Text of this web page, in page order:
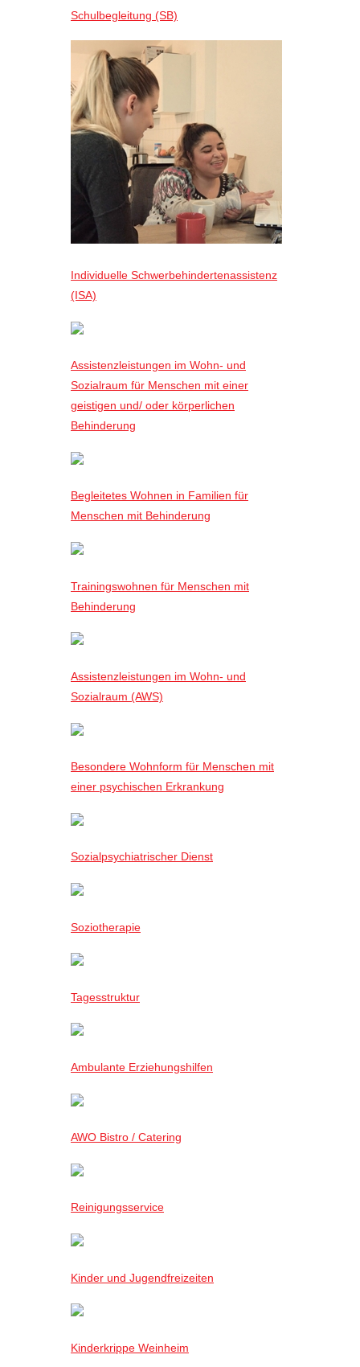
Schulbegleitung (SB)
Individuelle Schwerbehindertenassistenz
(ISA)
Assistenzleistungen im Wohn- und
Sozialraum für Menschen mit einer
geistigen und/ oder körperlichen
Behinderung
Begleitetes Wohnen in Familien für
Menschen mit Behinderung
Trainingswohnen für Menschen mit
Behinderung
Assistenzleistungen im Wohn- und
Sozialraum (AWS)
Besondere Wohnform für Menschen mit
einer psychischen Erkrankung
Sozialpsychiatrischer Dienst
Soziotherapie
Tagesstruktur
Ambulante Erziehungshilfen
AWO Bistro / Catering
Reinigungsservice
Kinder und Jugendfreizeiten
Kinderkrippe Weinheim